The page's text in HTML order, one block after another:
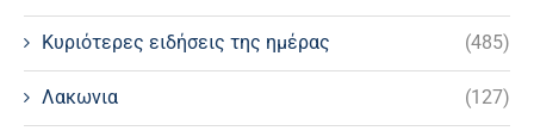
Κυριότερες ειδήσεις της ημέρας (485)
Λακωνια (127)